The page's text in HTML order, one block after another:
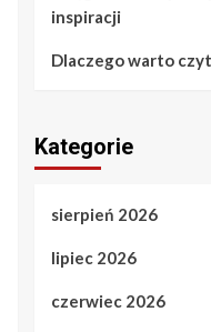
inspiracji
Dlaczego warto
Kategorie
sierpień 2026
lipiec 2026
czerwiec 2026